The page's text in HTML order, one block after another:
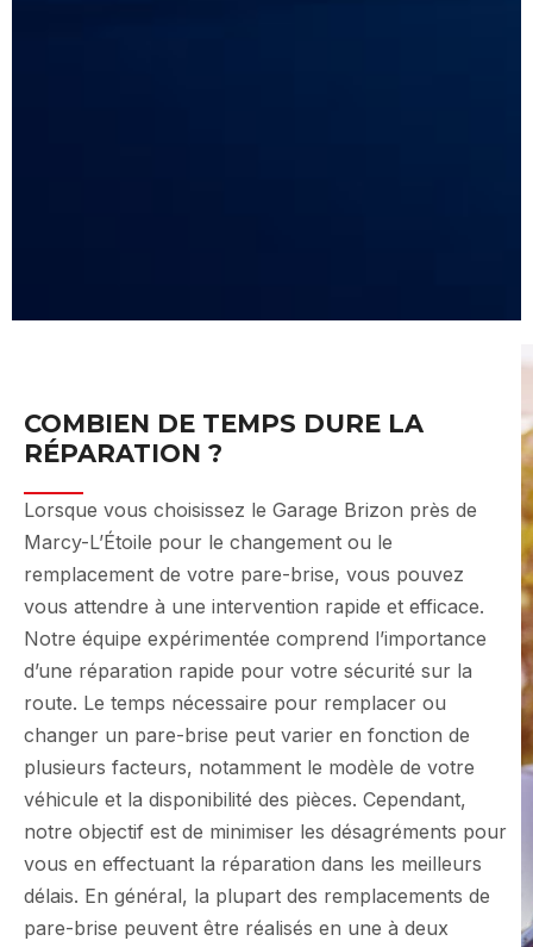
COMBIEN DE TEMPS DURE LA
RÉPARATION ?
Lorsque vous choisissez le Garage Brizon près de
Marcy-L’Étoile pour le changement ou le
remplacement de votre pare-brise, vous pouvez
vous attendre à une intervention rapide et efficace.
Notre équipe expérimentée comprend l’importance
d’une réparation rapide pour votre sécurité sur la
route. Le temps nécessaire pour remplacer ou
changer un pare-brise peut varier en fonction de
plusieurs facteurs, notamment le modèle de votre
véhicule et la disponibilité des pièces. Cependant,
notre objectif est de minimiser les désagréments pour
vous en effectuant la réparation dans les meilleurs
délais. En général, la plupart des remplacements de
pare-brise peuvent être réalisés en une à deux